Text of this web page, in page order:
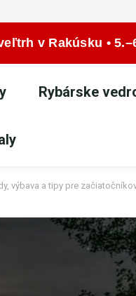
v Rakúsku •
Rybárske
výbava a tipy pre